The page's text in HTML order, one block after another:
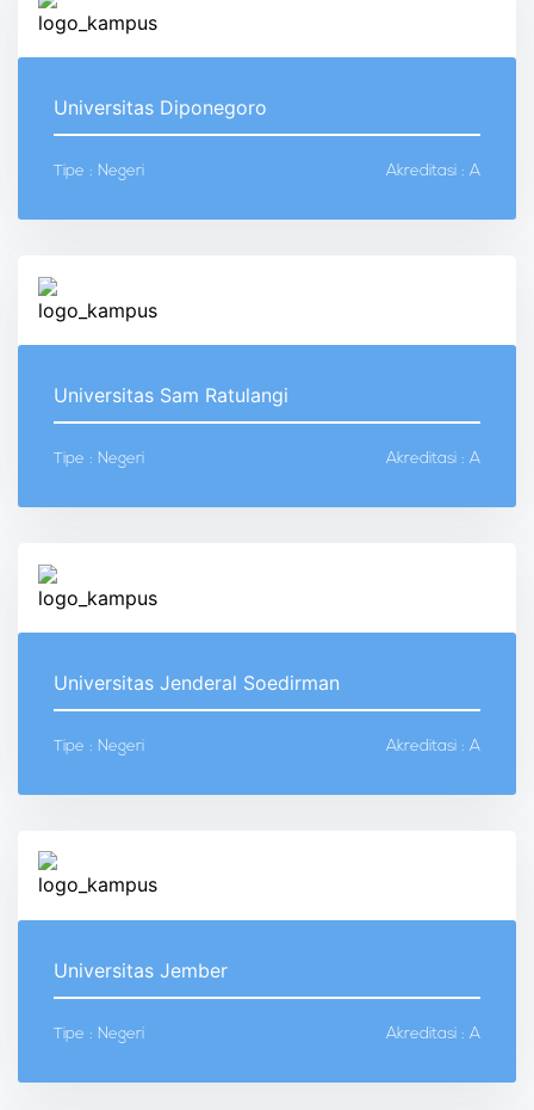
Universitas Diponegoro
Tipe : Negeri Akreditasi : A
Universitas Sam Ratulangi
Tipe : Negeri Akreditasi : A
Universitas Jenderal Soedirman
Tipe : Negeri Akreditasi : A
Universitas Jember
Tipe : Negeri Akreditasi : A